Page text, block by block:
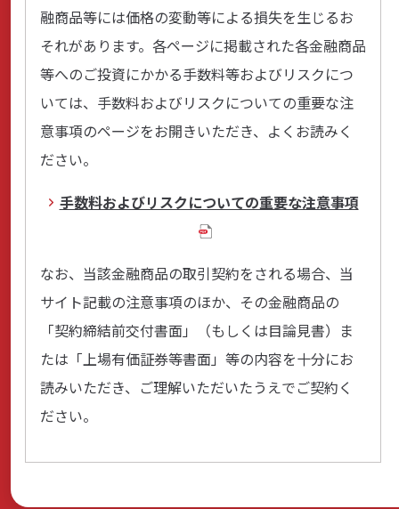
会社案内
採用情報
よくあるご質問はこちら
0120-03-4649
受付時間：9:00～17:00（土・日・祝日を除く）
融商品等には価格の変動等による損失を生じるお
それがあります。各ページに掲載された各金融商品
等へのご投資にかかる手数料等およびリスクにつ
いては、手数料およびリスクについての重要な注
意事項のページをお開きいただき、よくお読みく
ださい。
手数料およびリスクについての重要な注意事項
なお、当該金融商品の取引契約をされる場合、当
サイト記載の注意事項のほか、その金融商品の
「契約締結前交付書面」（もしくは目論見書）ま
たは「上場有価証券等書面」等の内容を十分にお
読みいただき、ご理解いただいたうえでご契約く
ださい。